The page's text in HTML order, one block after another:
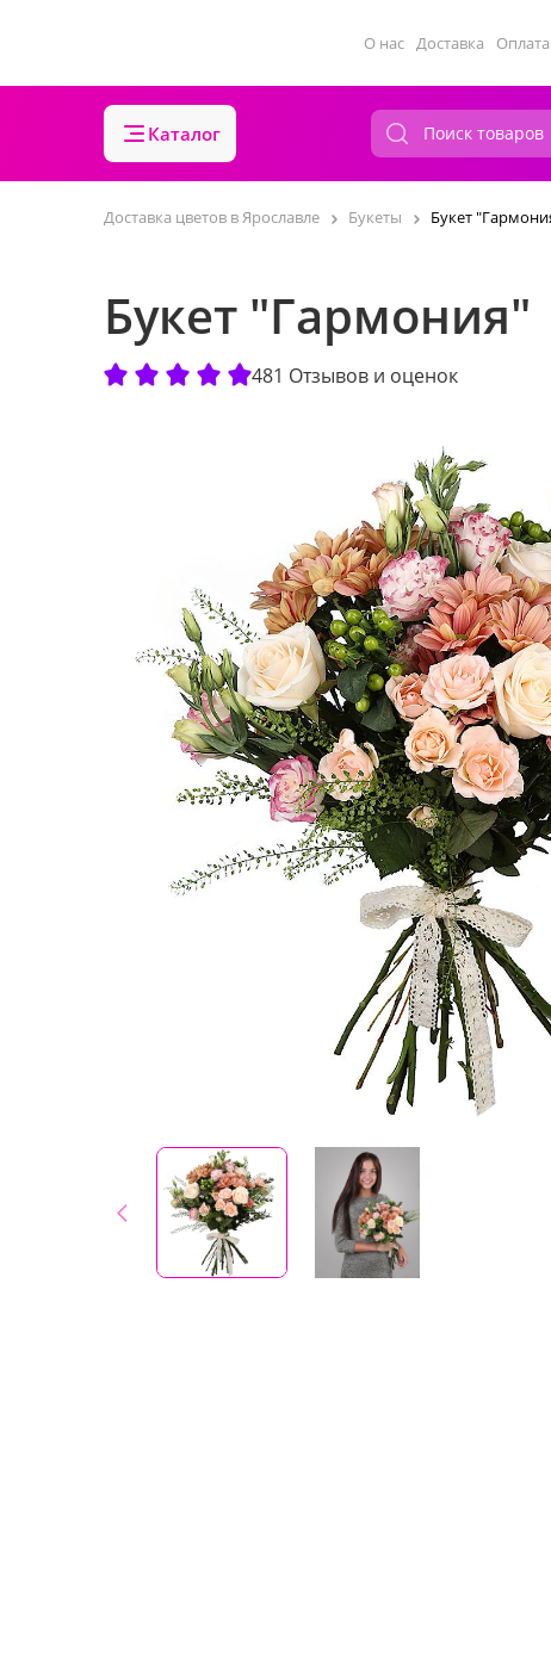
О нас Доставка Оплата
Каталог
Доставка цветов в Ярославле Букеты Букет
Букет "Гармония"
481 Отзывов и оценок